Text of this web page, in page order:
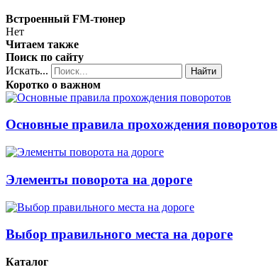
Встроенный FM-тюнер
Нет
Читаем также
Поиск по сайту
Искать...
Найти
Коротко о важном
Основные правила прохождения поворотов
Элементы поворота на дороге
Выбор правильного места на дороге
Каталог